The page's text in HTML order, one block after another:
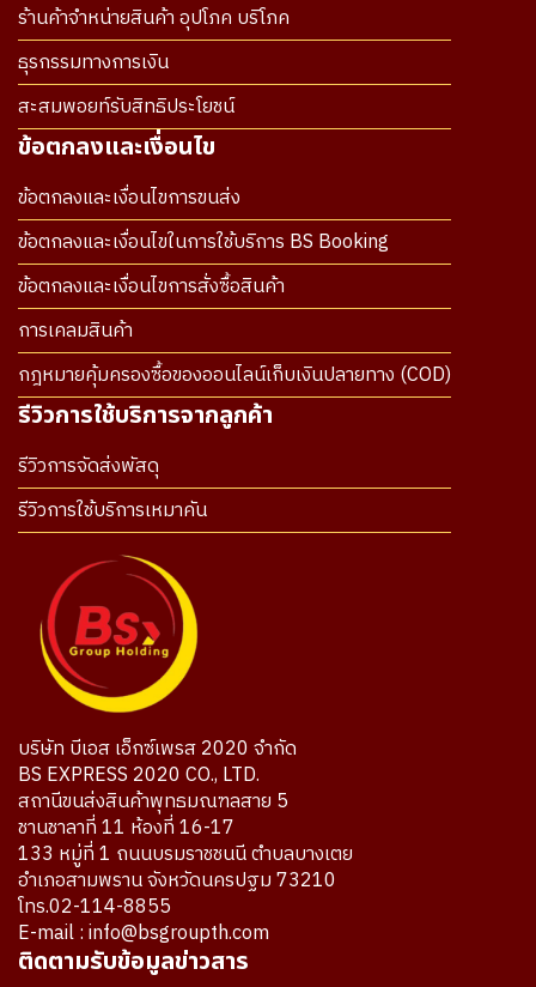
ร้านค้าจำหน่ายสินค้า อุปโภค บริโภค
ธุรกรรมทางการเงิน
สะสมพอยท์รับสิทธิประโยชน์
ข้อตกลงและเงื่อนไข
ข้อตกลงและเงื่อนไขการขนส่ง
ข้อตกลงและเงื่อนไขในการใช้บริการ BS Booking
ข้อตกลงและเงื่อนไขการสั่งซื้อสินค้า
การเคลมสินค้า
กฎหมายคุ้มครองซื้อของออนไลน์เก็บเงินปลายทาง (COD)
รีวิวการใช้บริการจากลูกค้า
รีวิวการจัดส่งพัสดุ
รีวิวการใช้บริการเหมาคัน
บริษัท บีเอส เอ็กซ์เพรส 2020 จำกัด
BS EXPRESS 2020 CO., LTD.
สถานีขนส่งสินค้าพุทธมณฑลสาย 5
ชานชาลาที่ 11 ห้องที่ 16-17
133 หมู่ที่ 1 ถนนบรมราชชนนี ตำบลบางเตย
อำเภอสามพราน จังหวัดนครปฐม 73210
โทร.02-114-8855
E-mail : info@bsgroupth.com
ติดตามรับข้อมูลข่าวสาร